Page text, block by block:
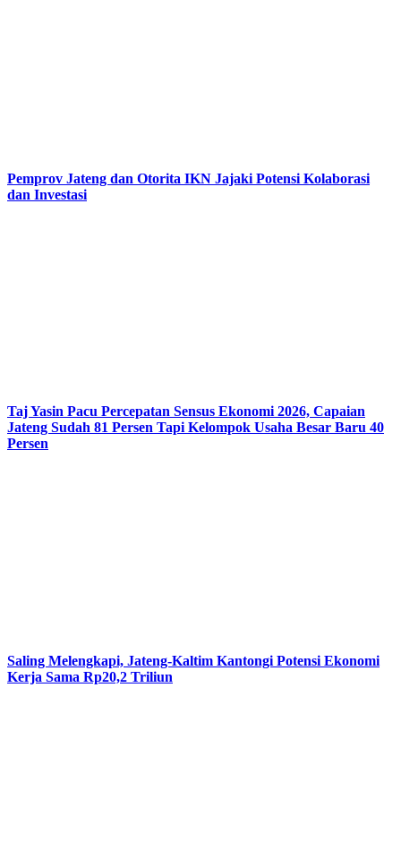
Pemprov Jateng dan Otorita IKN Jajaki Potensi Kolaborasi
dan Investasi
Taj Yasin Pacu Percepatan Sensus Ekonomi 2026, Capaian
Jateng Sudah 81 Persen Tapi Kelompok Usaha Besar Baru 40
Persen
Saling Melengkapi, Jateng-Kaltim Kantongi Potensi Ekonomi
Kerja Sama Rp20,2 Triliun